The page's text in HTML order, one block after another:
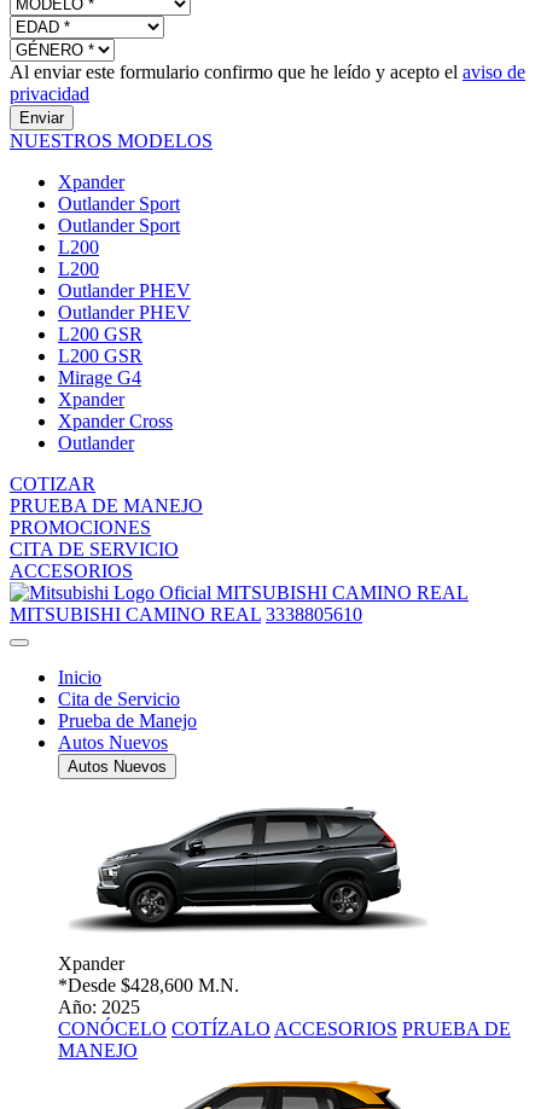
Al enviar este formulario confirmo que he leído y acepto el aviso de
privacidad
Enviar
NUESTROS MODELOS
Xpander
Outlander Sport
Outlander Sport
L200
L200
Outlander PHEV
Outlander PHEV
L200 GSR
L200 GSR
Mirage G4
Xpander
Xpander Cross
Outlander
COTIZAR
PRUEBA DE MANEJO
PROMOCIONES
CITA DE SERVICIO
ACCESORIOS
MITSUBISHI CAMINO REAL
MITSUBISHI CAMINO REAL 3338805610
Inicio
Cita de Servicio
Prueba de Manejo
Autos Nuevos
Autos Nuevos
Xpander
*Desde $428,600 M.N.
Año: 2025
CONÓCELO COTÍZALO ACCESORIOS PRUEBA DE
MANEJO